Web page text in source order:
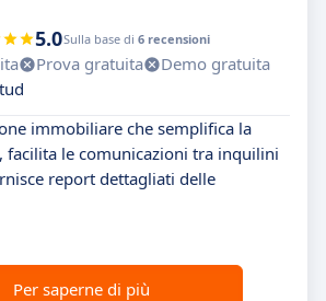
5.0Sulla base di 6 recensioni
Prova gratuita
Demo gratuita
immobiliare che semplifica la
facilita le comunicazioni tra inquilini
report dettagliati delle
Per saperne di più